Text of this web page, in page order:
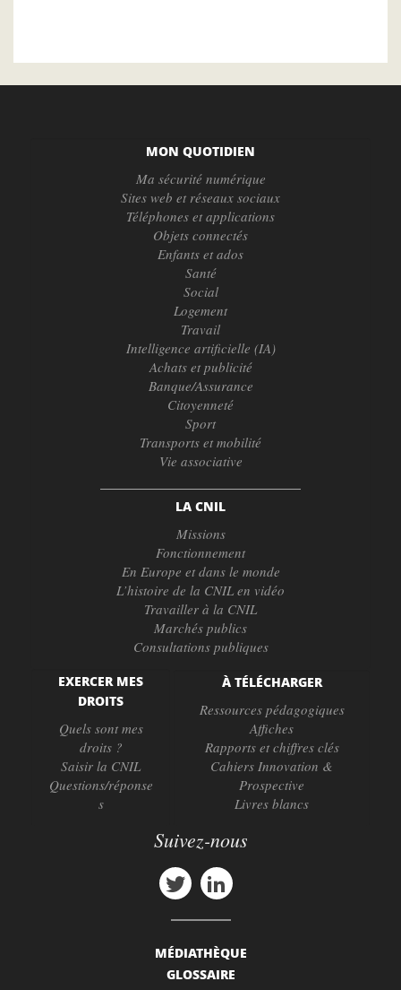
MON QUOTIDIEN
Ma sécurité numérique
Sites web et réseaux sociaux
Téléphones et applications
Objets connectés
Enfants et ados
Santé
Social
Logement
Travail
Intelligence artificielle (IA)
Achats et publicité
Banque/Assurance
Citoyenneté
Sport
Transports et mobilité
Vie associative
LA CNIL
Missions
Fonctionnement
En Europe et dans le monde
L’histoire de la CNIL en vidéo
Travailler à la CNIL
Marchés publics
Consultations publiques
EXERCER MES
DROITS
Quels sont mes
droits ?
Saisir la CNIL
Questions/réponse
s
À TÉLÉCHARGER
Ressources pédagogiques
Affiches
Rapports et chiffres clés
Cahiers Innovation &
Prospective
Livres blancs
Suivez-nous
MÉDIATHÈQUE
GLOSSAIRE